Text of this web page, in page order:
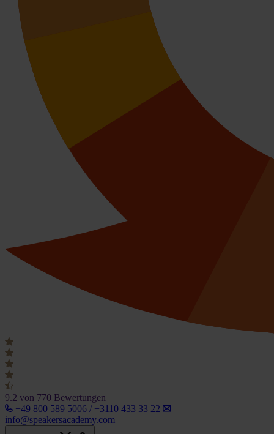
9.2 von 770 Bewertungen
+49 800 589 5006 / +3110 433 33 22
info@speakersacademy.com